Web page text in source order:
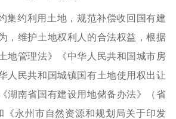
集约利用土地，规范补偿收回国有建
，维护土地权利人的合法权益，根据
地管理法》《中华人民共和国城市房
人民共和国城镇国有土地使用权出让
湖南省国有建设用地储备办法》
（省
《永州市自然资源和规划局关于印发